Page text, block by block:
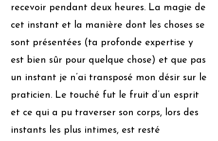
recevoir pendant deux heures. La magie de
cet instant et la manière dont les choses se
sont présentées (ta profonde expertise y
est bien sûr pour quelque chose) et que pas
un instant je n’ai transposé mon désir sur le
praticien. Le touché fut le fruit d’un esprit
et ce qui a pu traverser son corps, lors des
instants les plus intimes, est resté